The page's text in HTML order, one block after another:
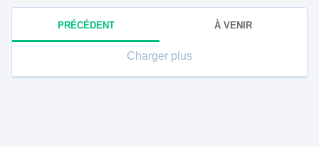
PRÉCÉDENT À VENIR
Charger plus